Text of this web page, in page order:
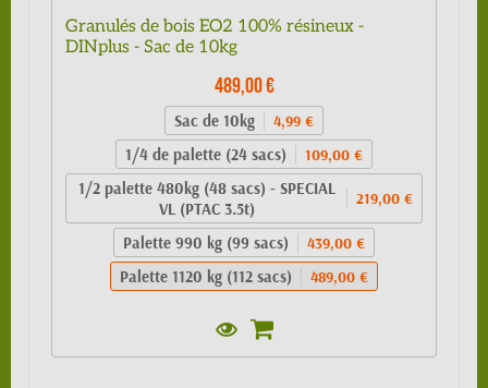
Granulés de bois EO2 100% résineux -
DINplus - Sac de 10kg
489,00 €
Sac de 10kg 4,99 €
1/4 de palette (24 sacs) 109,00 €
1/2 palette 480kg (48 sacs) - SPECIAL
VL (PTAC 3.5t)
219,00 €
Palette 990 kg (99 sacs) 439,00 €
Palette 1120 kg (112 sacs) 489,00 €